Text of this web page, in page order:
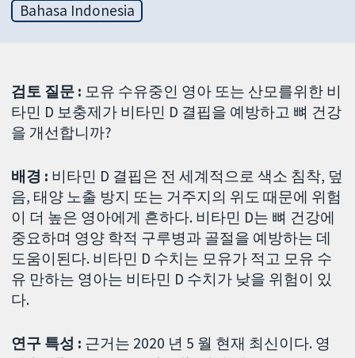
Bahasa Indonesia
검토 질문 : 모유 수유중인 영아 또는 산모를위한 비
타민 D 보충제가 비타민 D 결핍을 예방하고 뼈 건강
을 개선합니까?
배경 : 비타민 D 결핍은 전 세계적으로 색소 침착, 덮
음, 태양 노출 방지 또는 거주지의 위도 때문에 위험
이 더 높은 영아에게 흔하다. 비타민 D는 뼈 건강에
중요하며 영양 학적 구루병과 골절을 예방하는 데
도움이된다. 비타민 D 수치는 모유가 적고 모유 수
유 만하는 영아는 비타민 D 수치가 낮을 위험이 있
다.
연구 특성 : 근거는 2020 년 5 월 현재 최신이다. 영